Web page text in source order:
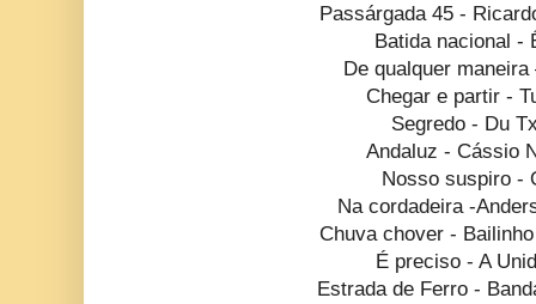
Passárgada 45 -
Batida nacional -
De qualquer maneira
Chegar e partir -
Segredo - Du
Andaluz - Cássio
Nosso suspiro -
Na cordadeira -
Chuva chover -
É preciso - A
Estrada de Ferro -